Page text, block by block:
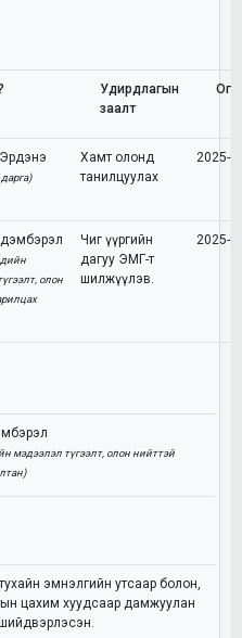
Удирдлагын
заалт
Хамт олонд
танилцуулах
2025-
олон
Чиг үүргийн
дагуу ЭМГ-т
шилжүүлэв.
2025-
мэдээлэл түгээлт, олон нийттэй
эмнэлгийн утсаар болон,
цахим хуудсаар дамжуулан